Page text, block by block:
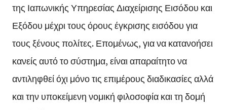
της Ιαπωνικής Υπηρεσίας Διαχείρισης Εισόδου και
Εξόδου μέχρι τους όρους έγκρισης εισόδου για
τους ξένους πολίτες. Επομένως, για να κατανοήσει
κανείς αυτό το σύστημα, είναι απαραίτητο να
αντιληφθεί όχι μόνο τις επιμέρους διαδικασίες αλλά
και την υποκείμενη νομική φιλοσοφία και τη δομή